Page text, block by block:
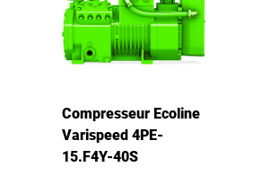
Compresseur Ecoline
Varispeed 4PE-
15.F4Y-40S